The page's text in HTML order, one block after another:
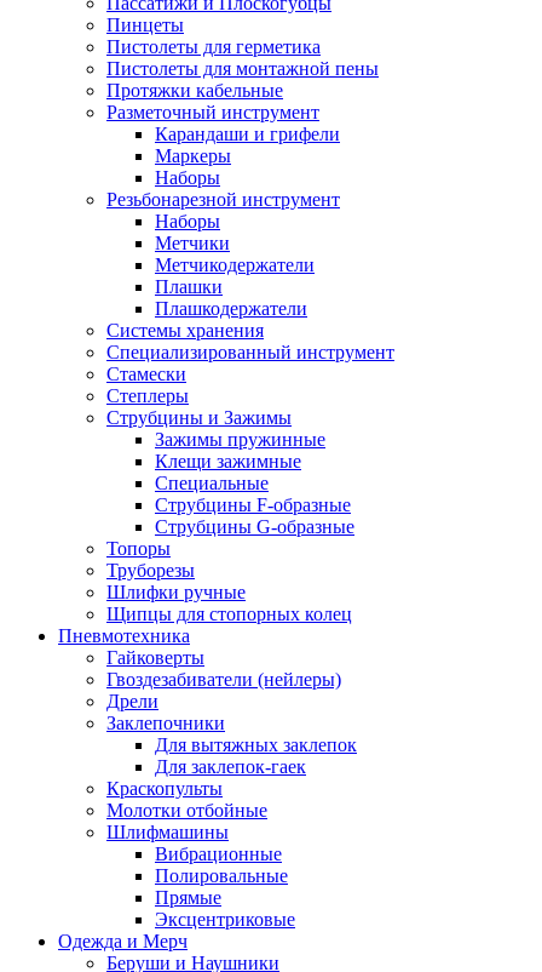
Пинцеты
Пистолеты для герметика
Пистолеты для монтажной пены
Протяжки кабельные
Разметочный инструмент
Карандаши и грифели
Маркеры
Наборы
Резьбонарезной инструмент
Наборы
Метчики
Метчикодержатели
Плашки
Плашкодержатели
Системы хранения
Специализированный инструмент
Стамески
Степлеры
Струбцины и Зажимы
Зажимы пружинные
Клещи зажимные
Специальные
Струбцины F-образные
Струбцины G-образные
Топоры
Труборезы
Шлифки ручные
Щипцы для стопорных колец
Пневмотехника
Гайковерты
Гвоздезабиватели (нейлеры)
Дрели
Заклепочники
Для вытяжных заклепок
Для заклепок-гаек
Краскопульты
Молотки отбойные
Шлифмашины
Вибрационные
Полировальные
Прямые
Эксцентриковые
Одежда и Мерч
Беруши и Наушники